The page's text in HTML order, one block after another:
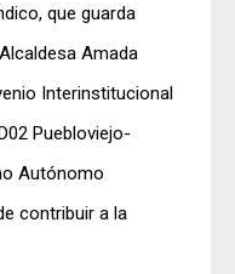
que guarda
Amada
Interinstitucional
Puebloviejo-
Autónomo
contribuir a la